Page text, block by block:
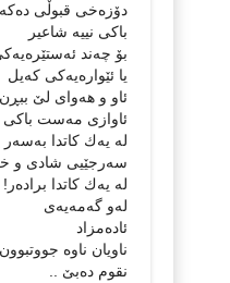
دۆزه‌خی قبوڵی
باكی نییه‌ شاعیر
بۆ چه‌ند
یا ئێواره‌یه‌كی كه‌یل
ئاو و هه‌وای لێ ببڕن .
ئاوازی مه‌ست باكی
له‌ یه‌ك كاتدا
سه‌رجێیی شادی و
له‌ یه‌ك كاتدا براده‌ر!
له‌و گه‌مه‌یه‌ی
ئاده‌مزاد
ناویان ناوه‌
نقوم ده‌بێ ..